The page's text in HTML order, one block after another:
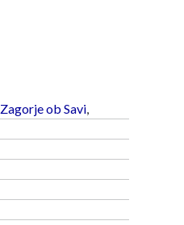
Zagorje ob Savi,